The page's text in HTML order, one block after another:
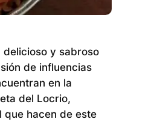
delicioso y sabroso
de influencias
en la
del Locrio,
que hacen de este